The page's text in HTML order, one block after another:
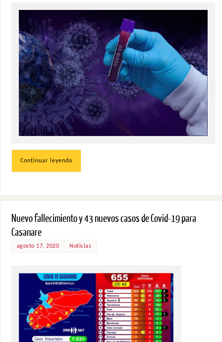
Continuar leyendo
Nuevo fallecimiento y 43 nuevos casos de Covid-19 para
Casanare
agosto 17, 2020 Noticias